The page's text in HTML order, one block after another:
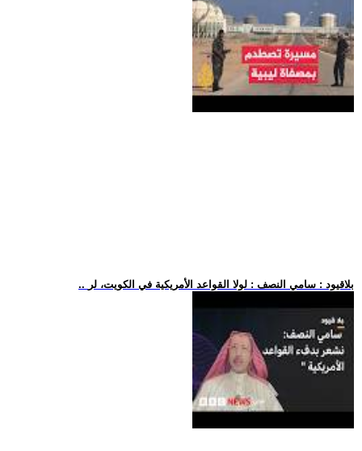
.. بلاقيود : سامي النصف : لولا القواعد الأمريكية في الكويت، لر